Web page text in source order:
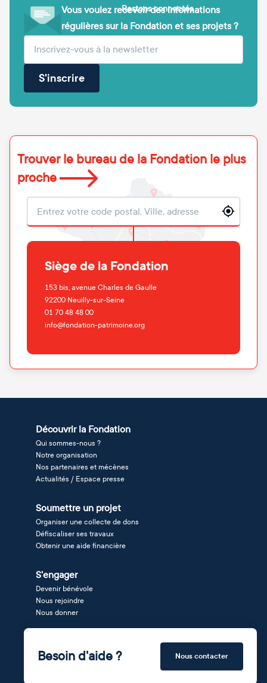
Vous voulez recevoir des informations
régulières sur la Fondation et ses projets ?
Votre adresse e-mail (obligatoire)
S'inscrire
Restons connectés
Trouver le bureau de la Fondation le plus
proche
Localisation
Siège de la Fondation
153 bis, avenue Charles de Gaulle
92200 Neuilly-sur-Seine
01 70 48 48 00
info@fondation-patrimoine.org
Découvrir la Fondation
Qui sommes-nous ?
Notre organisation
Nos partenaires et mécènes
Actualités / Espace presse
Soumettre un projet
Organiser une collecte de dons
Défiscaliser ses travaux
Obtenir une aide financière
S'engager
Devenir bénévole
Nous rejoindre
Nous donner
Besoin d'aide ? Nous contacter